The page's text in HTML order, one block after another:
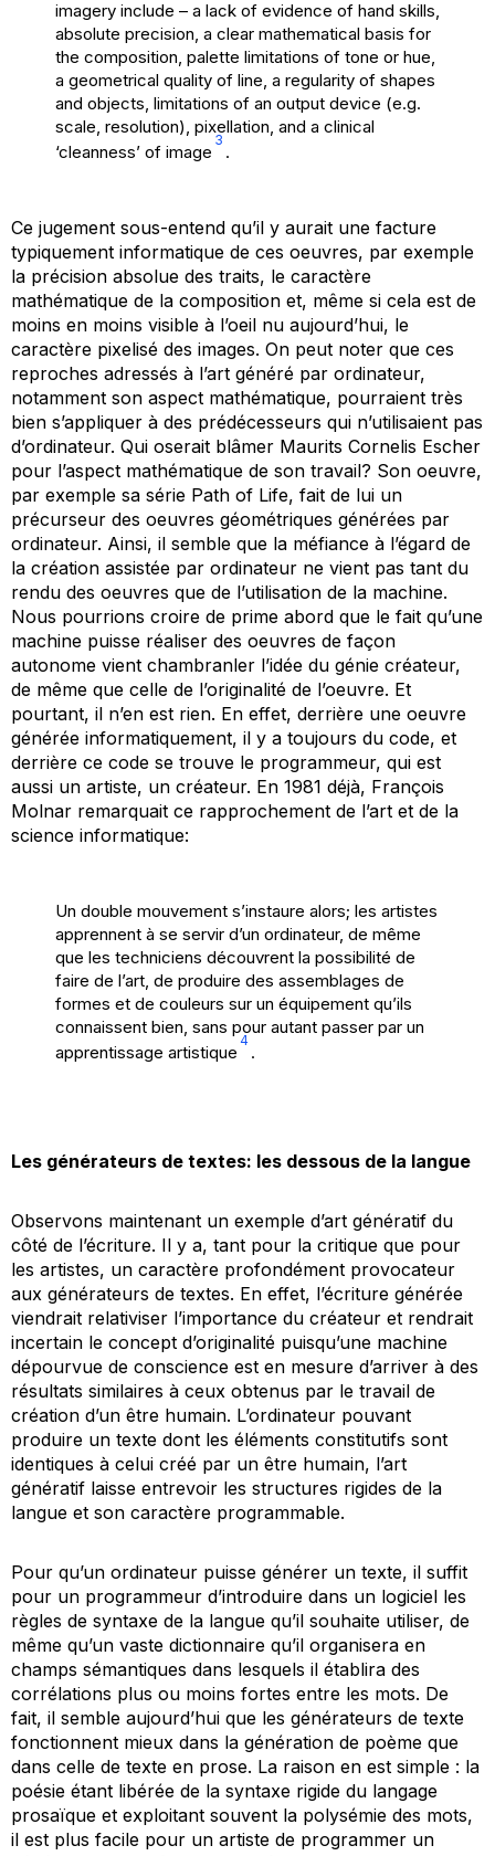
imagery include – a lack of evidence of hand skills,
absolute precision, a clear mathematical basis for
the composition, palette limitations of tone or hue,
a geometrical quality of line, a regularity of shapes
and objects, limitations of an output device (e.g.
scale, resolution), pixellation, and a clinical
‘cleanness’ of image
3
.
Ce jugement sous-entend qu’il y aurait une facture
typiquement informatique de ces oeuvres, par exemple
la précision absolue des traits, le caractère
mathématique de la composition et, même si cela est de
moins en moins visible à l’oeil nu aujourd’hui, le
caractère pixelisé des images. On peut noter que ces
reproches adressés à l’art généré par ordinateur,
notamment son aspect mathématique, pourraient très
bien s’appliquer à des prédécesseurs qui n’utilisaient pas
d’ordinateur. Qui oserait blâmer Maurits Cornelis Escher
pour l’aspect mathématique de son travail? Son oeuvre,
par exemple sa série Path of Life, fait de lui un
précurseur des oeuvres géométriques générées par
ordinateur. Ainsi, il semble que la méfiance à l’égard de
la création assistée par ordinateur ne vient pas tant du
rendu des oeuvres que de l’utilisation de la machine.
Nous pourrions croire de prime abord que le fait qu’une
machine puisse réaliser des oeuvres de façon
autonome vient chambranler l’idée du génie créateur,
de même que celle de l’originalité de l’oeuvre. Et
pourtant, il n’en est rien. En effet, derrière une oeuvre
générée informatiquement, il y a toujours du code, et
derrière ce code se trouve le programmeur, qui est
aussi un artiste, un créateur. En 1981 déjà, François
Molnar remarquait ce rapprochement de l’art et de la
science informatique:
Un double mouvement s’instaure alors; les artistes
apprennent à se servir d’un ordinateur, de même
que les techniciens découvrent la possibilité de
faire de l’art, de produire des assemblages de
formes et de couleurs sur un équipement qu’ils
connaissent bien, sans pour autant passer par un
apprentissage artistique
4
.
Les générateurs de textes: les dessous de la langue
Observons maintenant un exemple d’art génératif du
côté de l’écriture. Il y a, tant pour la critique que pour
les artistes, un caractère profondément provocateur
aux générateurs de textes. En effet, l’écriture générée
viendrait relativiser l’importance du créateur et rendrait
incertain le concept d’originalité puisqu’une machine
dépourvue de conscience est en mesure d’arriver à des
résultats similaires à ceux obtenus par le travail de
création d’un être humain. L’ordinateur pouvant
produire un texte dont les éléments constitutifs sont
identiques à celui créé par un être humain, l’art
génératif laisse entrevoir les structures rigides de la
langue et son caractère programmable.
Pour qu’un ordinateur puisse générer un texte, il suffit
pour un programmeur d’introduire dans un logiciel les
règles de syntaxe de la langue qu’il souhaite utiliser, de
même qu’un vaste dictionnaire qu’il organisera en
champs sémantiques dans lesquels il établira des
corrélations plus ou moins fortes entre les mots. De
fait, il semble aujourd’hui que les générateurs de texte
fonctionnent mieux dans la génération de poème que
dans celle de texte en prose. La raison en est simple : la
poésie étant libérée de la syntaxe rigide du langage
prosaïque et exploitant souvent la polysémie des mots,
il est plus facile pour un artiste de programmer un